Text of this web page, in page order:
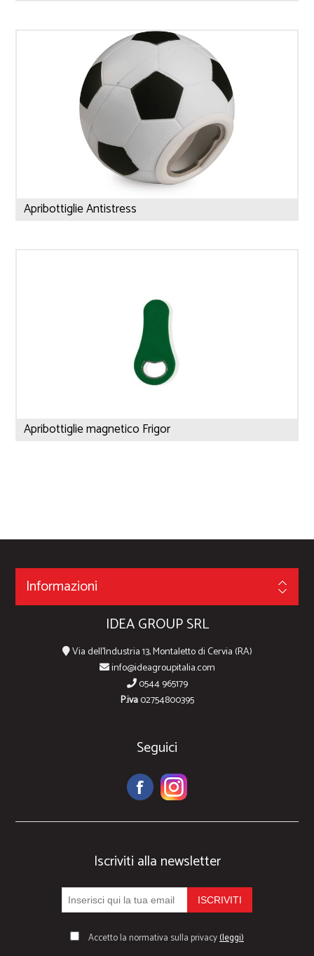
Apribottiglie Antistress
Apribottiglie magnetico Frigor
Informazioni
IDEA GROUP SRL
Via dell'Industria 13, Montaletto di Cervia (RA)
info@ideagroupitalia.com
0544 965179
P.iva02754800395
Seguici
Iscriviti alla newsletter
Accetto la normativa sulla privacy(leggi)